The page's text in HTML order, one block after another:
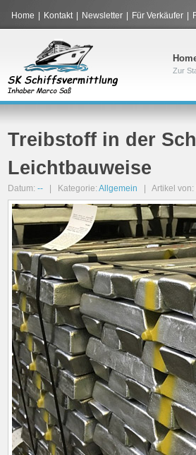
Home Kontakt Newsletter Für Verkäufer
Zur
Treibstoff in der
Leichtbauweise
Datum: -- | Kategorie: Allgemein | Artikel von: